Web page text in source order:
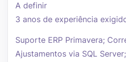
A definir
3 anos de experiência
Suporte ERP Primavera;
Ajustamentos via SQL